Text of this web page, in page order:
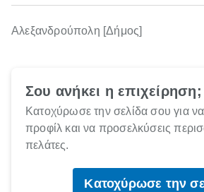
Αλεξανδρούπολη [Δήμος]
Σου ανήκει η επιχείρηση;
Κατοχύρωσε την σελίδα σου για να
προφίλ και να προσελκύσεις
πελάτες.
Κατοχύρωσε την